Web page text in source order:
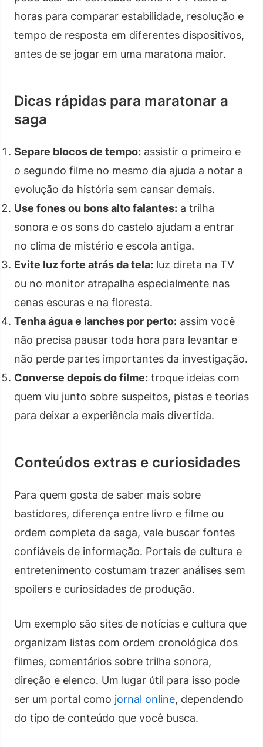
horas para comparar estabilidade, resolução e
tempo de resposta em diferentes dispositivos,
antes de se jogar em uma maratona maior.
Dicas rápidas para maratonar a
saga
Separe blocos de tempo: assistir o primeiro e
o segundo filme no mesmo dia ajuda a notar a
evolução da história sem cansar demais.
Use fones ou bons alto falantes: a trilha
sonora e os sons do castelo ajudam a entrar
no clima de mistério e escola antiga.
Evite luz forte atrás da tela: luz direta na TV
ou no monitor atrapalha especialmente nas
cenas escuras e na floresta.
Tenha água e lanches por perto: assim você
não precisa pausar toda hora para levantar e
não perde partes importantes da investigação.
Converse depois do filme: troque ideias com
quem viu junto sobre suspeitos, pistas e teorias
para deixar a experiência mais divertida.
Conteúdos extras e curiosidades
Para quem gosta de saber mais sobre
bastidores, diferença entre livro e filme ou
ordem completa da saga, vale buscar fontes
confiáveis de informação. Portais de cultura e
entretenimento costumam trazer análises sem
spoilers e curiosidades de produção.
Um exemplo são sites de notícias e cultura que
organizam listas com ordem cronológica dos
filmes, comentários sobre trilha sonora,
direção e elenco. Um lugar útil para isso pode
ser um portal como jornal online, dependendo
do tipo de conteúdo que você busca.